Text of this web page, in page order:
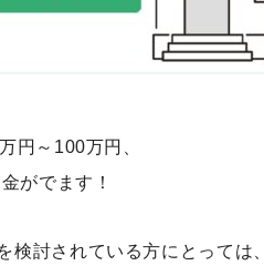
円～100万円、
がでます！
検討されている方にとっては、